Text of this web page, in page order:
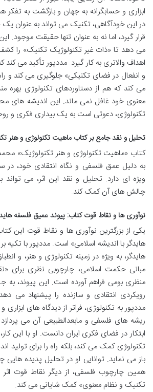
ابزاری و حسابگرانه به جهان و بازگشت به
در این خودآگاهی، تکنیک می تواند به عنوان یک
قرار گیرد، اما نه به عنوان تنها حقیقت موجود.
می دهد تا «ذات غیر تکنولوژیک تکنیک» را
اهداف والاتری به کار گیرد. مددپور تأکید می کند
و انفعال در فضای تکنیکی» جلوگیری می کند و
می کند که هم از دستاوردهای تکنولوژی بهره
معنوی خود غافل نمی ماند. این اندیشه های
تکنولوژی، دعوتی است به یک بیداری فکری و
تحلیل و نقد جامع بر کتاب ماهیت تکنولوژی و هنر
کتاب «ماهیت تکنولوژی و هنر تکنولوژیک»
به دلیل عمق فلسفی و نگاه انتقادی خود، در
ویژه ای دارد. تحلیل و نقد این اثر، می
چالش های آن کمک کند.
نوآوری ها و نقاط قوت کتاب: پیوند عمیق فلسفه
یکی از بزرگترین نوآوری ها و نقاط قوت این
هایدگر با اندیشه اسلامی» است. مددپور با تکیه
هایدگر، به ویژه در زمینه تکنولوژی و هنر، و
مبانی حکمت اسلامی، چارچوبی نظری برای
منظری بومی فراهم آورده است. این پیوند، به
رویکردی انتقادی و سازنده را پیشنهاد می
مددپور به تکنولوژی، فراتر از دیدگاه های
ریشه های فلسفی و مابعدالطبیعی آن می
ابتکار در فضای فکری ایران دانست. او با این
تکنولوژی کمک می کند، بلکه راه را برای تولید
باز می نماید. توانایی او در تحلیل پدیده هایی
همین چارچوب فلسفی، از دیگر نقاط قوت
تکنیک و نظام معنوی» کمک شایانی می کند.